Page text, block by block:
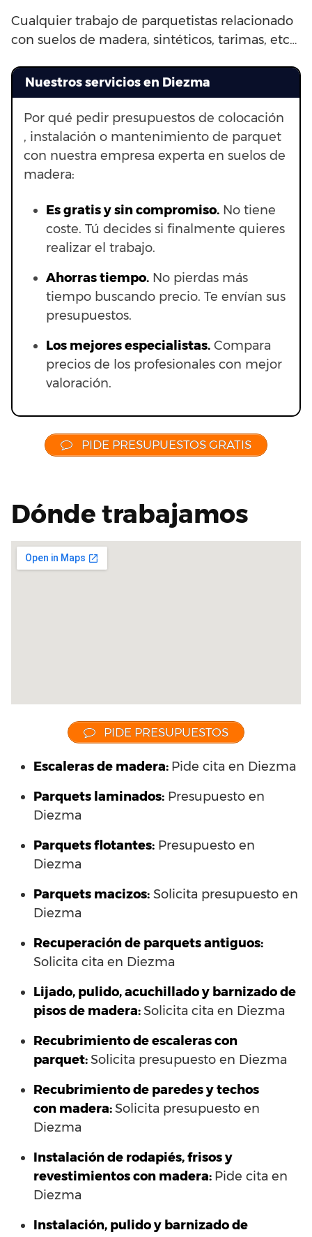
Cualquier trabajo de parquetistas relacionado
con suelos de madera, sintéticos, tarimas, etc…
Nuestros servicios en Diezma
Por qué pedir presupuestos de colocación
, instalación o mantenimiento de parquet
con nuestra empresa experta en suelos de
madera:
Es gratis y sin compromiso. No tiene
coste. Tú decides si finalmente quieres
realizar el trabajo.
Ahorras tiempo. No pierdas más
tiempo buscando precio. Te envían sus
presupuestos.
Los mejores especialistas. Compara
precios de los profesionales con mejor
valoración.
PIDE PRESUPUESTOS GRATIS
Dónde trabajamos
PIDE PRESUPUESTOS
Escaleras de madera: Pide cita en Diezma
Parquets laminados: Presupuesto en
Diezma
Parquets flotantes: Presupuesto en
Diezma
Parquets macizos: Solicita presupuesto en
Diezma
Recuperación de parquets antiguos:
Solicita cita en Diezma
Lijado, pulido, acuchillado y barnizado de
pisos de madera:Solicita cita en Diezma
Recubrimiento de escaleras con
parquet:Solicita presupuesto en Diezma
Recubrimiento de paredes y techos
con madera:Solicita presupuesto en
Diezma
Instalación de rodapiés, frisos y
revestimientos con madera: Pide cita en
Diezma
Instalación, pulido y barnizado de